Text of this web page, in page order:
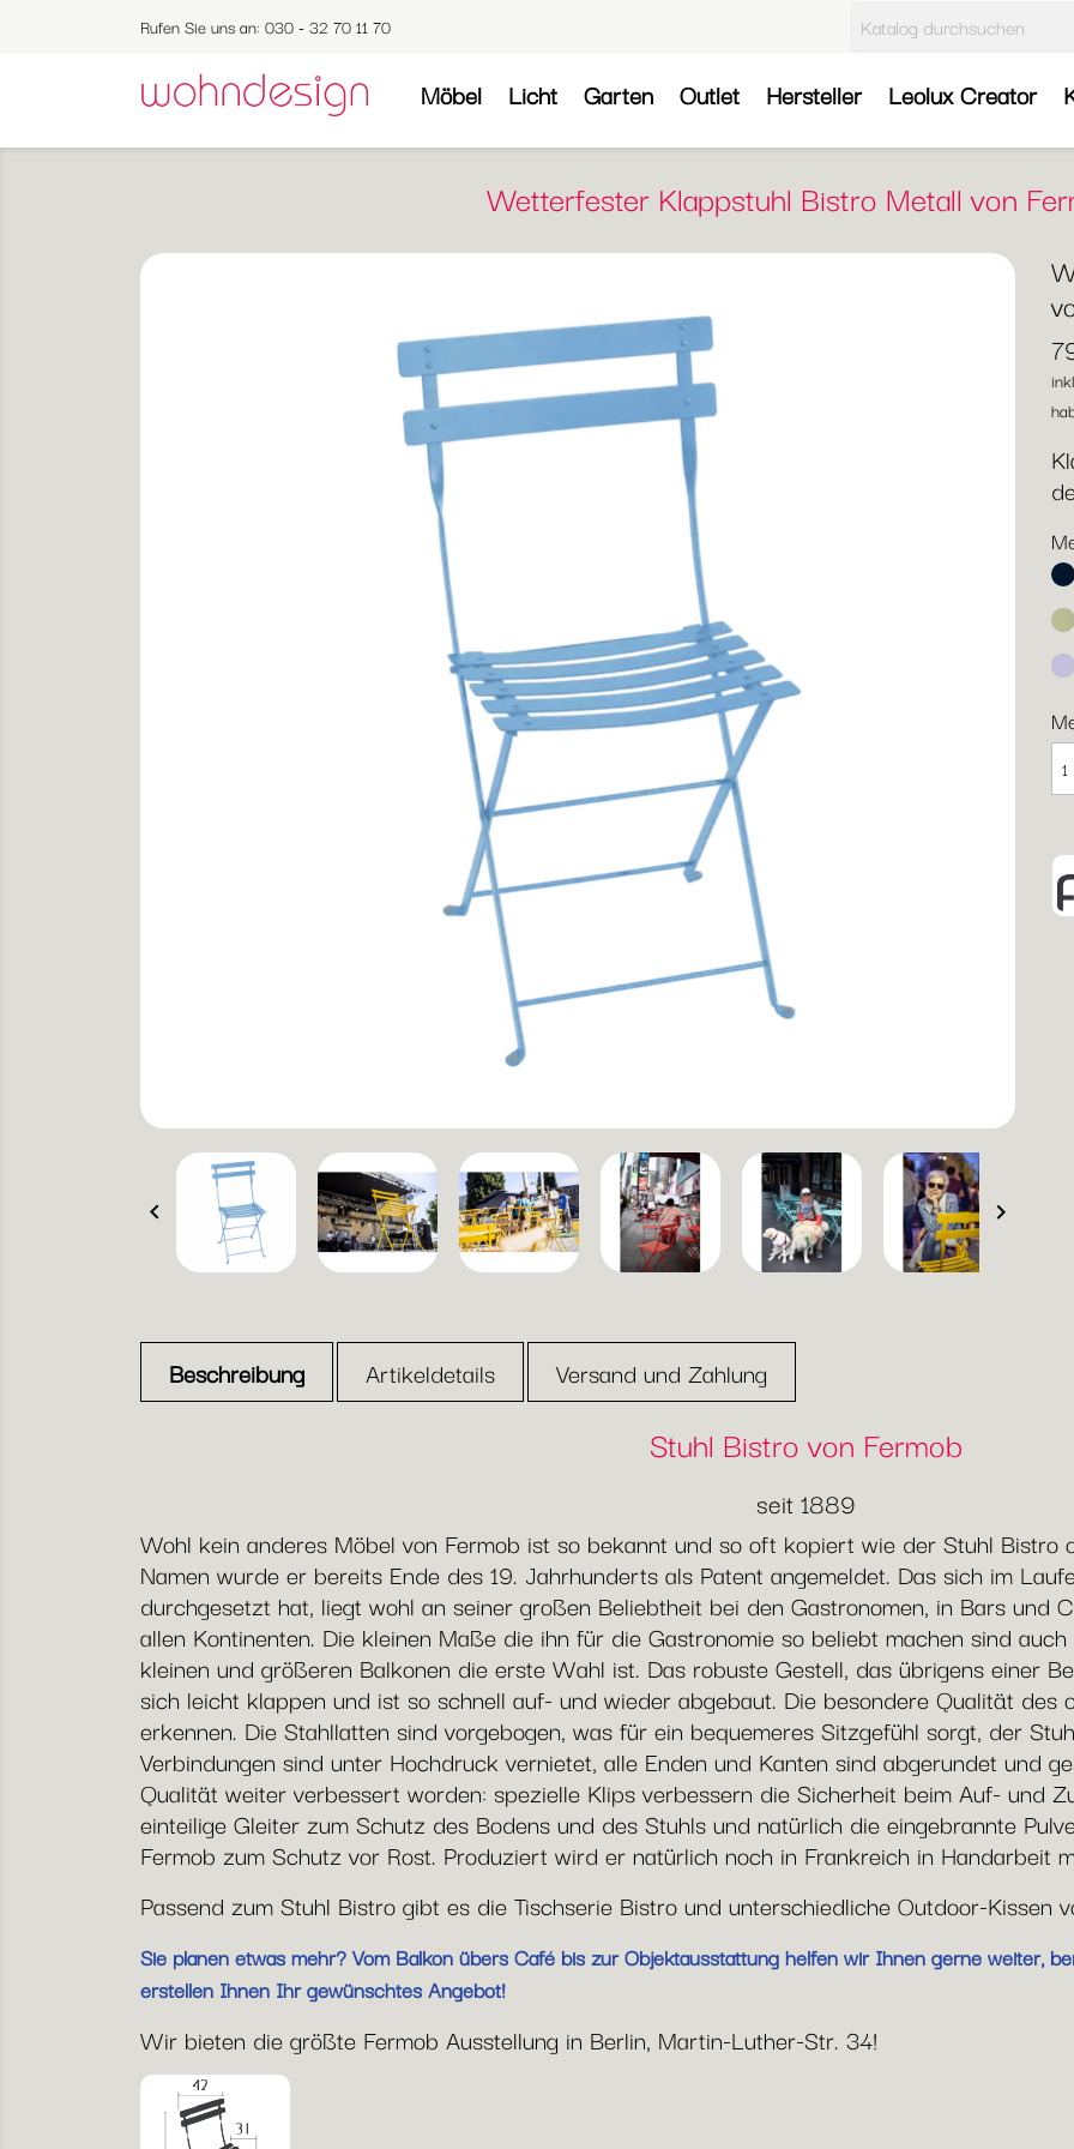
Rufen Sie uns an: 030 - 32 70 11 70
Möbel Licht Garten Outlet Hersteller Leolux Creator
Wetterfester Klappstuhl Bistro Metall von
 
Beschreibung Artikeldetails Versand und Zahlung
Stuhl Bistro von Fermob
seit 1889
Wohl kein anderes Möbel von Fermob ist so bekannt und so oft kopiert wie der Stuhl Bistro
Namen wurde er bereits Ende des 19. Jahrhunderts als Patent angemeldet. Das sich im
durchgesetzt hat, liegt wohl an seiner großen Beliebtheit bei den Gastronomen, in Bars und
allen Kontinenten. Die kleinen Maße die ihn für die Gastronomie so beliebt machen sind
kleinen und größeren Balkonen die erste Wahl ist. Das robuste Gestell, das übrigens einer
sich leicht klappen und ist so schnell auf- und wieder abgebaut. Die besondere Qualität des
erkennen. Die Stahllatten sind vorgebogen, was für ein bequemeres Sitzgefühl sorgt, der
Verbindungen sind unter Hochdruck vernietet, alle Enden und Kanten sind abgerundet und
Qualität weiter verbessert worden: spezielle Klips verbessern die Sicherheit beim Auf- und
einteilige Gleiter zum Schutz des Bodens und des Stuhls und natürlich die eingebrannte
Fermob zum Schutz vor Rost. Produziert wird er natürlich noch in Frankreich in Handarbeit
Passend zum Stuhl Bistro gibt es die Tischserie Bistro und unterschiedliche Outdoor-Kissen
Sie planen etwas mehr? Vom Balkon übers Café bis zur Objektausstattung helfen wir Ihnen gerne weiter,
erstellen Ihnen Ihr gewünschtes Angebot!
Wir bieten die größte Fermob Ausstellung in Berlin, Martin-Luther-Str. 34!